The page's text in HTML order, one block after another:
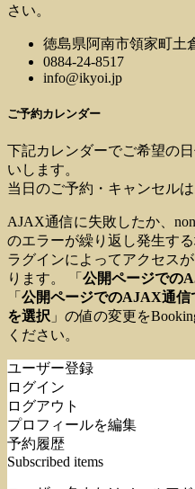
さい。
徳島県阿南市領家町土
0884-24-8517
info@ikyoi.jp
ご予約カレンダー
下記カレンダーでご希望の
いします。
当日のご予約・キャンセルは
AJAX通信に失敗したか、
のエラーが繰り返し発生す
ラグインによってアクセス
ります。 「 公開ページでの
「 公開ページでのAJAX通信
を選択 」の値の変更を
ください。
ユーザー登録
ログイン
ログアウト
プロフィールを編集
予約履歴
Subscribed items